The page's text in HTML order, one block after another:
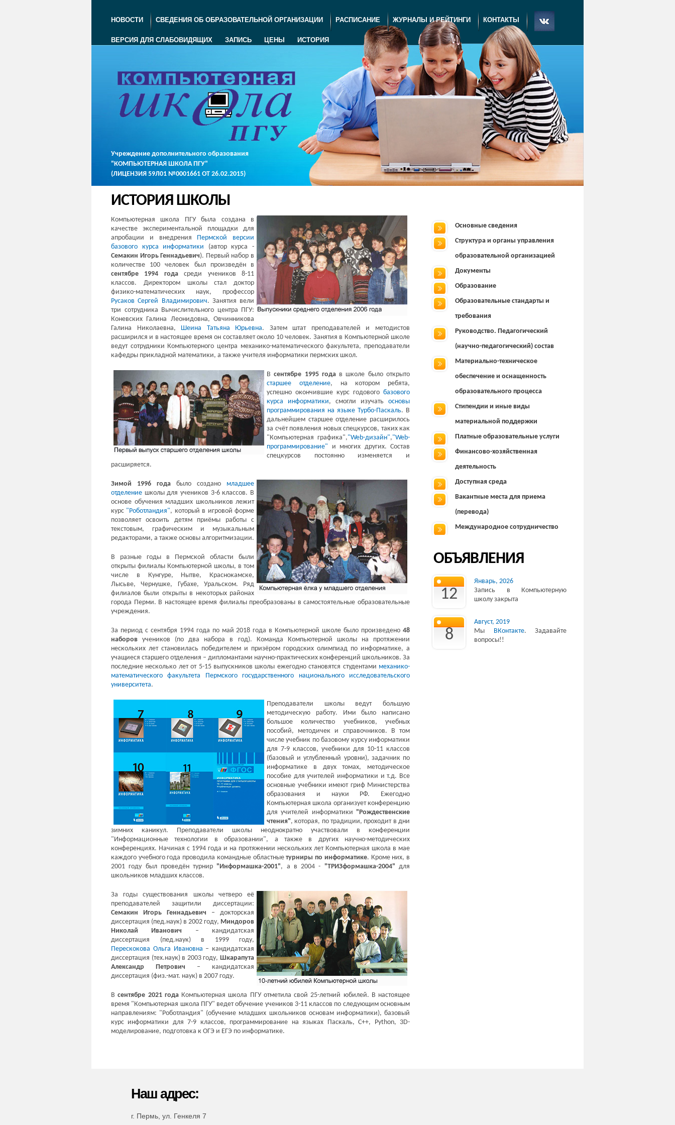
НОВОСТИ СВЕДЕНИЯ ОБ ОБРАЗОВАТЕЛЬНОЙ ОРГАНИЗАЦИИ РАСПИСАНИЕ ЖУРНАЛЫ И РЕЙТИНГИ КОНТАКТЫ
ВЕРСИЯ ДЛЯ СЛАБОВИДЯЩИХ ЗАПИСЬ ЦЕНЫ ИСТОРИЯ
Учреждение дополнительного образования
"КОМПЬЮТЕРНАЯ ШКОЛА ПГУ"
(ЛИЦЕНЗИЯ 59Л01 №0001661 ОТ 26.02.2015)
ИСТОРИЯ ШКОЛЫ
Компьютерная школа ПГУ была создана в
качестве экспериментальной площадки для
апробации и внедрения Пермской версии
базового курса информатики (автор курса -
Семакин Игорь Геннадьевич). Первый набор в
количестве 100 человек был произведён в
сентябре 1994 годасреди учеников 8-11
классов. Директором школы стал доктор
физико-математических наук, профессор
Русаков Сергей Владимирович. Занятия вели
три сотрудника Вычислительного центра ПГУ:
Коневских Галина Леонидовна, Овчинникова
Галина Николаевна, Шеина Татьяна Юрьевна. Затем штат преподавателей и методистов
расширился и в настоящее время он составляет около 10 человек. Занятия в Компьютерной школе
ведут сотрудники Компьютерного центра механико-математического факультета, преподаватели
кафедры прикладной математики, а также учителя информатики пермских школ.
Всентябре 1995 годав школе было открыто
старшее отделение, на котором ребята,
успешно окончившие курс годового базового
курса информатики, смогли изучать основы
программирования на языке Турбо-Паскаль. В
дальнейшем старшее отделение расширилось
за счёт появления новых спецкурсов, таких как
"Компьютерная графика","Web-дизайн","Web-
программирование" и многих других. Состав
спецкурсов постоянно изменяется и
расширяется.
Зимой 1996 года было создано младшее
отделение школы для учеников 3-6 классов. В
основе обучения младших школьников лежит
курс "Роботландия", который в игровой форме
позволяет освоить детям приёмы работы с
текстовым, графическим и музыкальным
редакторами, а также основы алгоритмизации.
В разные годы в Пермской области были
открыты филиалы Компьютерной школы, в том
числе в Кунгуре, Нытве, Краснокамске,
Лысьве, Чернушке, Губахе, Уральском. Ряд
филиалов были открыты в некоторых районах
города Перми. В настоящее время филиалы преобразованы в самостоятельные образовательные
учреждения.
За период с сентября 1994 года по май 2018 года в Компьютерной школе было произведено 48
наборов учеников (по два набора в год). Команда Компьютерной школы на протяжении
нескольких лет становилась победителем и призёром городских олимпиад по информатике, а
учащиеся старшего отделения – дипломантами научно-практических конференций школьников. За
последние несколько лет от 5-15 выпускников школы ежегодно становятся студентами механико-
математического факультета Пермского государственного национального исследовательского
университета.
Преподаватели школы ведут большую
методическую работу. Ими было написано
большое количество учебников, учебных
пособий, методичек и справочников. В том
числе учебник по базовому курсу информатики
для 7-9 классов, учебники для 10-11 классов
(базовый и углубленный уровни), задачник по
информатике в двух томах, методическое
пособие для учителей информатики и т.д. Все
основные учебники имеют гриф Министерства
образования и науки РФ. Ежегодно
Компьютерная школа организует конференцию
для учителей информатики "Рождественские
чтения", которая, по традиции, проходит в дни
зимних каникул. Преподаватели школы неоднократно участвовали в конференции
"Информационные технологии в образовании", а также в других научно-методических
конференциях. Начиная с 1994 года и на протяжении нескольких лет Компьютерная школа в мае
каждого учебного года проводила командные областныетурниры по информатике. Кроме них, в
2001 году был проведён турнир "Информашка-2001", а в 2004 - "ТРИЗформашка-2004" для
школьников младших классов.
За годы существования школы четверо её
преподавателей защитили диссертации:
Семакин Игорь Геннадьевич – докторская
диссертация (пед.наук) в 2002 году, Миндоров
Николай Иванович – кандидатская
диссертация (пед.наук) в 1999 году,
Перескокова Ольга Ивановна – кандидатская
диссертация (тех.наук) в 2003 году, Шкарапута
Александр Петрович – кандидатская
диссертация (физ.-мат. наук) в 2007 году.
Всентябре 2021 годаКомпьютерная школа ПГУ отметила свой 25-летний юбилей. В настоящее
время "Компьютерная школа ПГУ" ведет обучение учеников 3-11 классов по следующим основным
направлениям: "Роботландия" (обучение младших школьников основам информатики), базовый
курс информатики для 7-9 классов, программирование на языках Паскаль, С++, Python, 3D-
моделирование, подготовка к ОГЭ и ЕГЭ по информатике.
Основные сведения
Структура и органы управления
образовательной организацией
Документы
Образование
Образовательные стандарты и
требования
Руководство. Педагогический
(научно-педагогический) состав
Материально-техническое
обеспечение и оснащенность
образовательного процесса
Стипендии и иные виды
материальной поддержки
Платные образовательные услуги
Финансово-хозяйственная
деятельность
Доступная среда
Вакантные места для приема
(перевода)
Международное сотрудничество
ОБЪЯВЛЕНИЯ
12
Январь, 2026
Запись в Компьютерную
школу закрыта
8
Август, 2019
Мы ВКонтакте. Задавайте
вопросы!!
Наш адрес:
г. Пермь, ул. Генкеля 7